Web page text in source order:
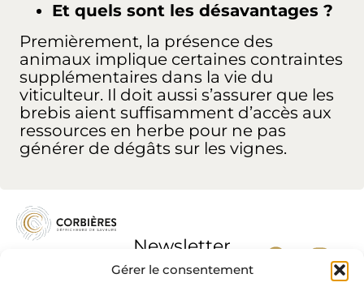
Gérer le consentement
Et quels sont les désavantages ?
Premièrement, la présence des
animaux implique certaines contraintes
supplémentaires dans la vie du
viticulteur. Il doit aussi s’assurer que les
brebis aient suffisamment d’accès aux
ressources en herbe pour ne pas
générer de dégâts sur les vignes.
Newsletter